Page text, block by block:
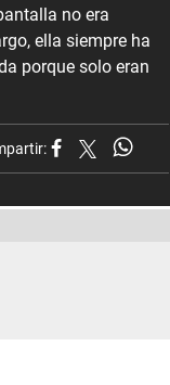
no era
ella siempre ha
porque solo eran